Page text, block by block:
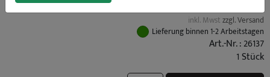
inkl. Mwstzzgl. Versand
Lieferung binnen 1-2 Arbeitstagen
Art.-Nr. : 26137
1 Stück